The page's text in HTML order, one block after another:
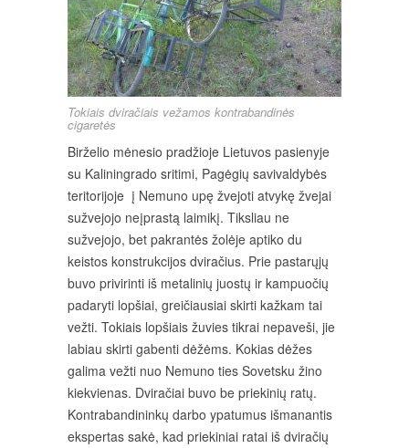
Tokiais dviračiais vežamos kontrabandinės
cigaretės
Birželio mėnesio pradžioje Lietuvos pasienyje
su Kaliningrado sritimi, Pagėgių savivaldybės
teritorijoje į Nemuno upę žvejoti atvykę žvejai
sužvejojo neįprastą laimikį. Tiksliau ne
sužvejojo, bet pakrantės žolėje aptiko du
keistos konstrukcijos dviračius. Prie pastarųjų
buvo privirinti iš metalinių juostų ir kampuočių
padaryti lopšiai, greičiausiai skirti kažkam tai
vežti. Tokiais lopšiais žuvies tikrai nepaveši, jie
labiau skirti gabenti dėžėms. Kokias dėžes
galima vežti nuo Nemuno ties Sovetsku žino
kiekvienas. Dviračiai buvo be priekinių ratų.
Kontrabandininkų darbo ypatumus išmanantis
ekspertas sakė, kad priekiniai ratai iš dviračių